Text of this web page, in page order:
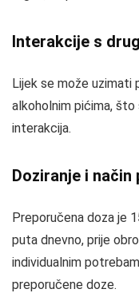
Interakcije s
Lijek se može uzimati
alkoholnim pićima,
interakcija.
Doziranje i način
Preporučena doza je
puta dnevno, prije
individualnim
preporučene doze.